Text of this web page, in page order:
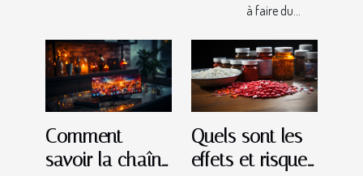
à faire du...
Comment
savoir la chaîne
Quels sont les
effets et risques